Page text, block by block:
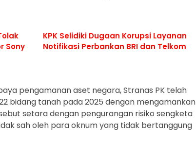
Sony
KPK Selidiki Dugaan Korupsi Layanan
Notifikasi Perbankan BRI dan Telkom
pengamanan aset negara, Stranas PK telah
bidang tanah pada 2025 dengan mengamankan
setara dengan pengurangan risiko sengketa
sah oleh para oknum yang tidak bertanggung